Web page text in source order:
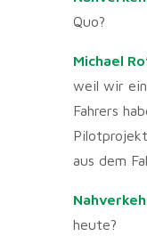
Quo?
Michael
weil wir
Fahrers
aus dem
heute?